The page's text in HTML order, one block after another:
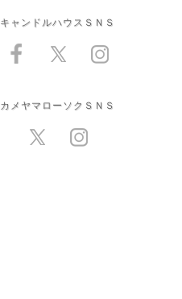
キャンドルハウスＳＮＳ
カメヤマローソクＳＮＳ